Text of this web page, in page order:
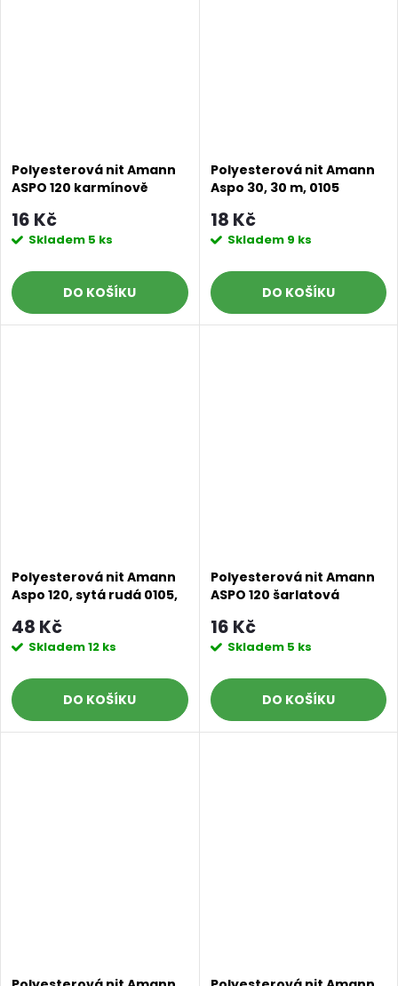
Polyesterová nit Amann
ASPO 120 karmínově
16 Kč
Skladem 5 ks
DO KOŠÍKU
Polyesterová nit Amann
Aspo 30, 30 m, 0105
18 Kč
Skladem 9 ks
DO KOŠÍKU
Polyesterová nit Amann
Aspo 120, sytá rudá 0105,
48 Kč
Skladem12 ks
DO KOŠÍKU
Polyesterová nit Amann
ASPO 120 šarlatová
16 Kč
Skladem 5 ks
DO KOŠÍKU
Doprava a platby Prodejna Blog a návody